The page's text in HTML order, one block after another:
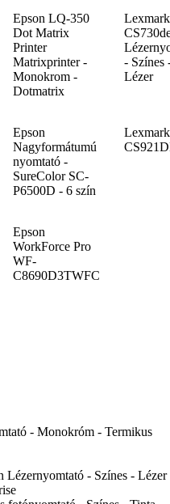
Epson LQ-350
Dot Matrix
Printer
Matrixprinter -
Monokrom -
Dotmatrix
Lexmark
- Színes
Lézer
Epson
Nagyformátumú
nyomtató -
SureColor SC-
P6500D - 6 szín
Lexmark
Epson
WorkForce Pro
WF-
C8690D3TWFC
- Monokróm - Termikus
Lézernyomtató - Színes - Lézer